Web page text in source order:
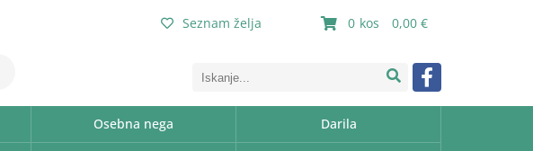
0 0,00
Seznam želja
Osebna nega Darila